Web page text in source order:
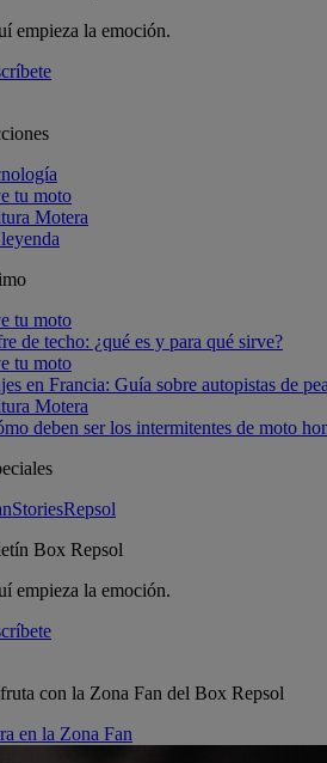
empieza la emoción.
tu moto
Motera
tu moto
de techo: ¿qué es y para qué sirve?
tu moto
en Francia: Guía sobre autopistas de
Motera
deben ser los intermitentes de moto
Box Repsol
empieza la emoción.
con la Zona Fan del Box Repsol
en la Zona Fan